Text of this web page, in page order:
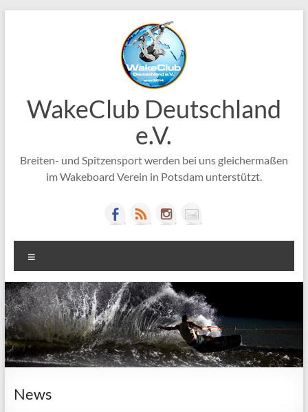
WakeClub Deutschland
e.V.
Breiten- und Spitzensport werden bei uns gleichermaßen
im Wakeboard Verein in Potsdam unterstützt.
News